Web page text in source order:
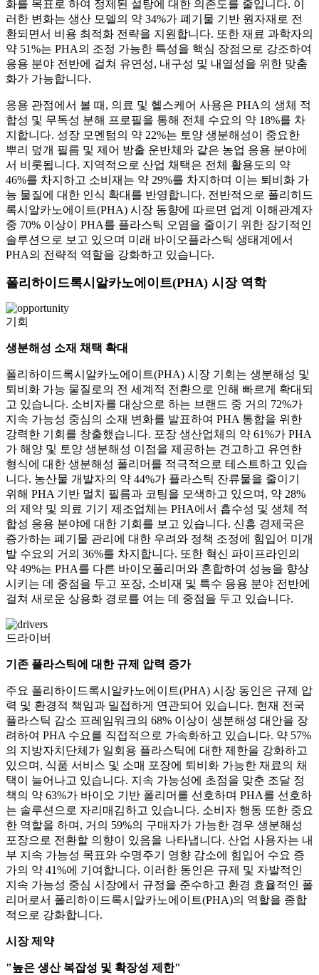
화를 목표로 하여 정제된 설탕에 대한 의존도를 줄입니다. 이
러한 변화는 생산 모델의 약 34%가 폐기물 기반 원자재로 전
환되면서 비용 최적화 전략을 지원합니다. 또한 재료 과학자의
약 51%는 PHA의 조정 가능한 특성을 핵심 장점으로 강조하여
응용 분야 전반에 걸쳐 유연성, 내구성 및 내열성을 위한 맞춤
화가 가능합니다.
응용 관점에서 볼 때, 의료 및 헬스케어 사용은 PHA의 생체 적
합성 및 무독성 분해 프로필을 통해 전체 수요의 약 18%를 차
지합니다. 성장 모멘텀의 약 22%는 토양 생분해성이 중요한
뿌리 덮개 필름 및 제어 방출 운반체와 같은 농업 응용 분야에
서 비롯됩니다. 지역적으로 산업 채택은 전체 활용도의 약
46%를 차지하고 소비재는 약 29%를 차지하며 이는 퇴비화 가
능 물질에 대한 인식 확대를 반영합니다. 전반적으로 폴리히드
록시알카노에이트(PHA) 시장 동향에 따르면 업계 이해관계자
중 70% 이상이 PHA를 플라스틱 오염을 줄이기 위한 장기적인
솔루션으로 보고 있으며 미래 바이오플라스틱 생태계에서
PHA의 전략적 역할을 강화하고 있습니다.
폴리하이드록시알카노에이트(PHA) 시장 역학
기회
생분해성 소재 채택 확대
폴리하이드록시알카노에이트(PHA) 시장 기회는 생분해성 및
퇴비화 가능 물질로의 전 세계적 전환으로 인해 빠르게 확대되
고 있습니다. 소비자를 대상으로 하는 브랜드 중 거의 72%가
지속 가능성 중심의 소재 변화를 발표하여 PHA 통합을 위한
강력한 기회를 창출했습니다. 포장 생산업체의 약 61%가 PHA
가 해양 및 토양 생분해성 이점을 제공하는 견고하고 유연한
형식에 대한 생분해성 폴리머를 적극적으로 테스트하고 있습
니다. 농산물 개발자의 약 44%가 플라스틱 잔류물을 줄이기
위해 PHA 기반 멀치 필름과 코팅을 모색하고 있으며, 약 28%
의 제약 및 의료 기기 제조업체는 PHA에서 흡수성 및 생체 적
합성 응용 분야에 대한 기회를 보고 있습니다. 신흥 경제국은
증가하는 폐기물 관리에 대한 우려와 정책 조정에 힘입어 미개
발 수요의 거의 36%를 차지합니다. 또한 혁신 파이프라인의
약 49%는 PHA를 다른 바이오폴리머와 혼합하여 성능을 향상
시키는 데 중점을 두고 포장, 소비재 및 특수 응용 분야 전반에
걸쳐 새로운 상용화 경로를 여는 데 중점을 두고 있습니다.
드라이버
기존 플라스틱에 대한 규제 압력 증가
주요 폴리하이드록시알카노에이트(PHA) 시장 동인은 규제 압
력 및 환경적 책임과 밀접하게 연관되어 있습니다. 현재 전국
플라스틱 감소 프레임워크의 68% 이상이 생분해성 대안을 장
려하여 PHA 수요를 직접적으로 가속화하고 있습니다. 약 57%
의 지방자치단체가 일회용 플라스틱에 대한 제한을 강화하고
있으며, 식품 서비스 및 소매 포장에 퇴비화 가능한 재료의 채
택이 늘어나고 있습니다. 지속 가능성에 초점을 맞춘 조달 정
책의 약 63%가 바이오 기반 폴리머를 선호하며 PHA를 선호하
는 솔루션으로 자리매김하고 있습니다. 소비자 행동 또한 중요
한 역할을 하며, 거의 59%의 구매자가 가능한 경우 생분해성
포장으로 전환할 의향이 있음을 나타냅니다. 산업 사용자는 내
부 지속 가능성 목표와 수명주기 영향 감소에 힘입어 수요 증
가의 약 41%에 기여합니다. 이러한 동인은 규제 및 자발적인
지속 가능성 중심 시장에서 규정을 준수하고 환경 효율적인 폴
리머로서 폴리하이드록시알카노에이트(PHA)의 역할을 종합
적으로 강화합니다.
시장 제약
"높은 생산 복잡성 및 확장성 제한"